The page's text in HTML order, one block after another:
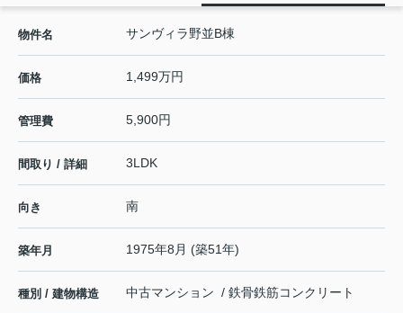
物件名 サンヴィラ野並B棟
価格 1,499万円
管理費 5,900円
間取り / 詳細 3LDK
向き 南
築年月 1975年8月 (築51年)
種別 / 建物構造 中古マンション / 鉄骨鉄筋コンクリート